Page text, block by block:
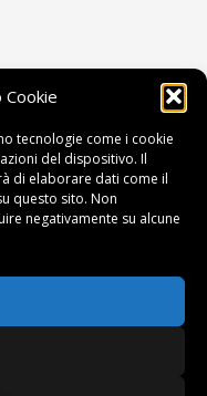
Cookie
tecnologie come i cookie
del dispositivo. Il
di elaborare dati come il
questo sito. Non
negativamente su alcune
- P.Iva 01374450458